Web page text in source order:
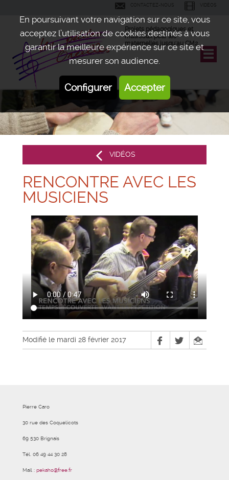
En poursuivant votre navigation sur ce site, vous
acceptez l’utilisation de cookies destinés à vous
garantir la meilleure expérience sur ce site et
mesurer son audience.
Configurer Accepter
CONTACTEZ-NOUS VIDÉOS
Projets pédagogiques et
musicaux pour les
maternelles jusqu'au CM2
VIDÉOS
RENCONTRE AVEC LES
MUSICIENS
Modifié le mardi 28 février 2017
Pierre Caro
30 rue des Coquelicots
69 530 Brignais
Tél. 06 49 44 30 28
Mail : pekaho@free.fr